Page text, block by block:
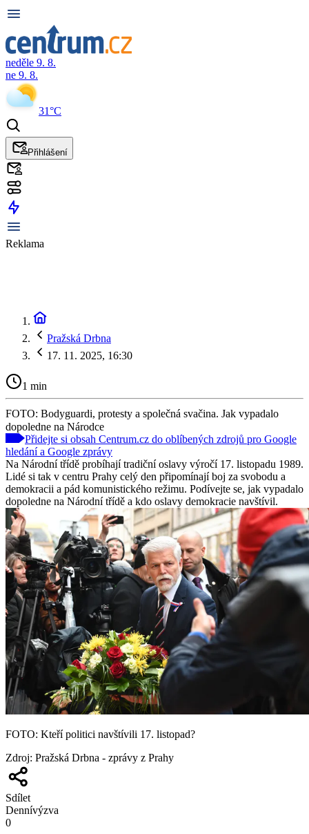
neděle 9. 8.
ne 9. 8.
31°C
Přihlášení
Reklama
Pražská Drbna
17. 11. 2025, 16:30
1 min
FOTO: Bodyguardi, protesty a společná svačina. Jak vypadalo
dopoledne na Národce
Přidejte si obsah Centrum.cz do oblíbených zdrojů pro Google
hledání a Google zprávy
Na Národní třídě probíhají tradiční oslavy výročí 17. listopadu 1989.
Lidé si tak v centru Prahy celý den připomínají boj za svobodu a
demokracii a pád komunistického režimu. Podívejte se, jak vypadalo
dopoledne na Národní třídě a kdo oslavy demokracie navštívil.
FOTO: Kteří politici navštívili 17. listopad?
Zdroj: Pražská Drbna - zprávy z Prahy
Sdílet
Dennívýzva
0